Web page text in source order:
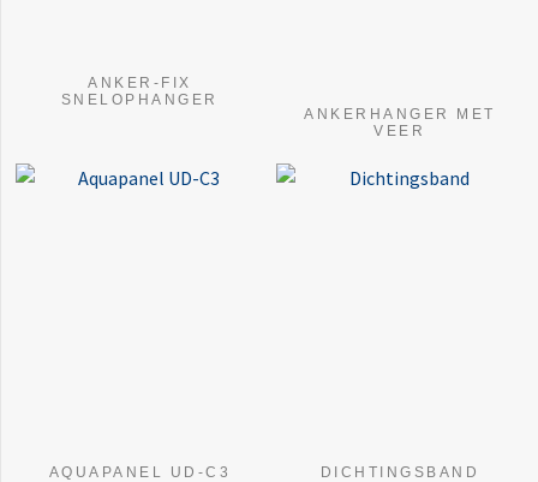
ANKER-FIX
SNELOPHANGER
ANKERHANGER MET
VEER
AQUAPANEL UD-C3 DICHTINGSBAND